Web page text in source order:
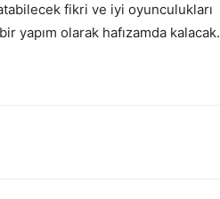
fikri ve iyi oyunculukları
yapım olarak hafızamda kalacak.